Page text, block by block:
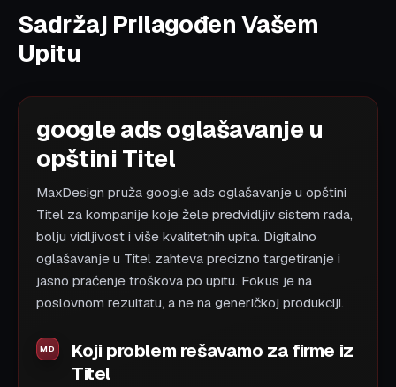
Sadržaj Prilagođen Vašem
Upitu
google ads oglašavanje u
opštini Titel
MaxDesign pruža google ads oglašavanje u opštini
Titel za kompanije koje žele predvidljiv sistem rada,
bolju vidljivost i više kvalitetnih upita. Digitalno
oglašavanje u Titel zahteva precizno targetiranje i
jasno praćenje troškova po upitu. Fokus je na
poslovnom rezultatu, a ne na generičkoj produkciji.
Koji problem rešavamo za firme iz
Titel